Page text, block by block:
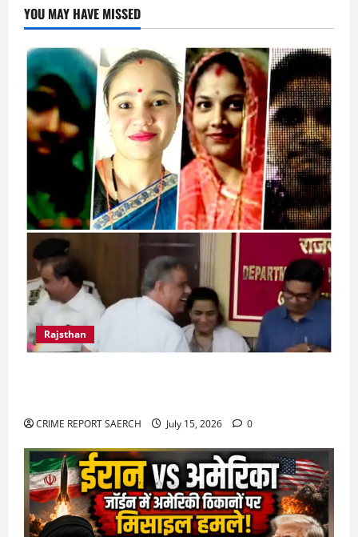
YOU MAY HAVE MISSED
Rajsthan
CRIME REPORT SAERCH July 15, 2026 0